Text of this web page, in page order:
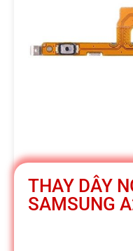
t
o
b
i
THAY DÂY
SAMSUNG